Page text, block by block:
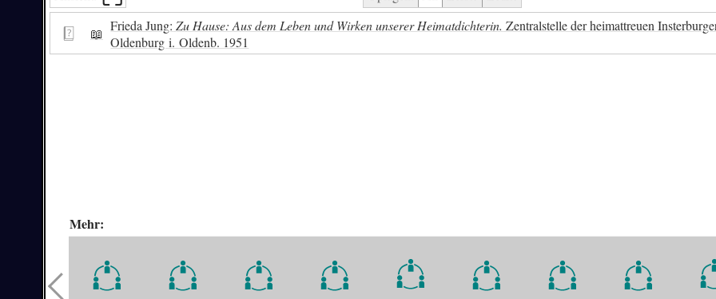
📖 Frieda Jung: Zu Hause: Aus dem Leben und Wirken unserer Heimatdichterin. Zentralstelle der heimattreuen
Oldenburg i. Oldenb. 1951
Mehr: